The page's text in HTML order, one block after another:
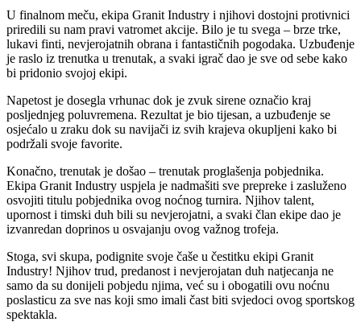
U finalnom meču, ekipa Granit Industry i njihovi dostojni protivnici
priredili su nam pravi vatromet akcije. Bilo je tu svega – brze trke,
lukavi finti, nevjerojatnih obrana i fantastičnih pogodaka. Uzbuđenje
je raslo iz trenutka u trenutak, a svaki igrač dao je sve od sebe kako
bi pridonio svojoj ekipi.
Napetost je dosegla vrhunac dok je zvuk sirene označio kraj
posljednjeg poluvremena. Rezultat je bio tijesan, a uzbuđenje se
osjećalo u zraku dok su navijači iz svih krajeva okupljeni kako bi
podržali svoje favorite.
Konačno, trenutak je došao – trenutak proglašenja pobjednika.
Ekipa Granit Industry uspjela je nadmašiti sve prepreke i zasluženo
osvojiti titulu pobjednika ovog noćnog turnira. Njihov talent,
upornost i timski duh bili su nevjerojatni, a svaki član ekipe dao je
izvanredan doprinos u osvajanju ovog važnog trofeja.
Stoga, svi skupa, podignite svoje čaše u čestitku ekipi Granit
Industry! Njihov trud, predanost i nevjerojatan duh natjecanja ne
samo da su donijeli pobjedu njima, već su i obogatili ovu noćnu
poslasticu za sve nas koji smo imali čast biti svjedoci ovog sportskog
spektakla.